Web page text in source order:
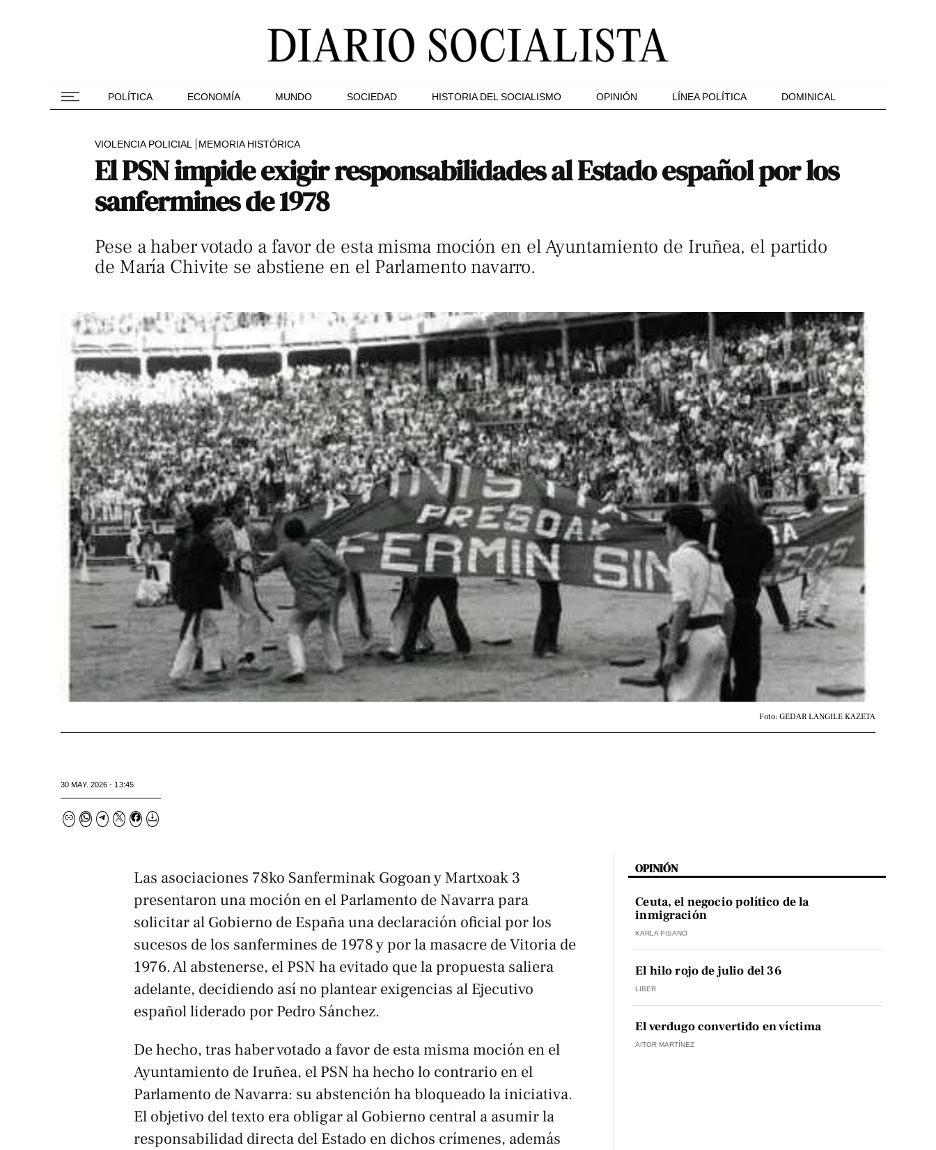
POLÍTICA ECONOMÍA MUNDO SOCIEDAD HISTORIA DEL SOCIALISMO OPINIÓN LÍNEA POLÍTICA DOMINICAL
VIOLENCIA POLICIAL MEMORIA HISTÓRICA
El PSN impide exigir responsabilidades al Estado español por los
sanfermines de 1978
Pese a haber votado a favor de esta misma moción en el Ayuntamiento de Iruñea, el partido
de María Chivite se abstiene en el Parlamento navarro.
Foto: GEDAR LANGILE KAZETA
30 MAY. 2026 - 13:45
Las asociaciones 78ko Sanferminak Gogoan y Martxoak 3
presentaron una moción en el Parlamento de Navarra para
solicitar al Gobierno de España una declaración oficial por los
sucesos de los sanfermines de 1978 y por la masacre de Vitoria de
1976. Al abstenerse, el PSN ha evitado que la propuesta saliera
adelante, decidiendo así no plantear exigencias al Ejecutivo
español liderado por Pedro Sánchez.
De hecho, tras haber votado a favor de esta misma moción en el
Ayuntamiento de Iruñea, el PSN ha hecho lo contrario en el
Parlamento de Navarra: su abstención ha bloqueado la iniciativa.
El objetivo del texto era obligar al Gobierno central a asumir la
responsabilidad directa del Estado en dichos crímenes, además
OPINIÓN
Ceuta, el negocio político de la
inmigración
KARLA PISANO
El hilo rojo de julio del 36
LIBER
El verdugo convertido en víctima
AITOR MARTÍNEZ